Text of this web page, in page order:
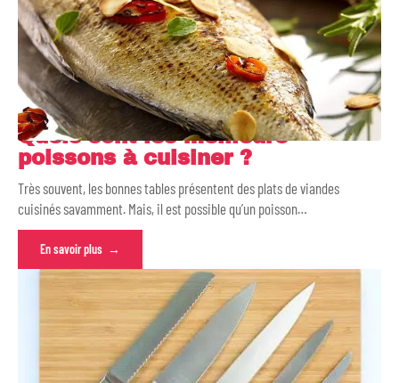
Quels sont les meilleurs
poissons à cuisiner ?
Très souvent, les bonnes tables présentent des plats de viandes
cuisinés savamment. Mais, il est possible qu’un poisson…
En savoir plus